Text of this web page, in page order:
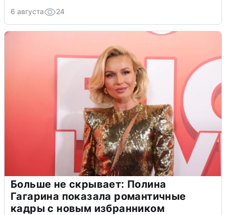
6 августа 24
Больше не скрывает: Полина
Гагарина показала романтичные
кадры с новым избранником